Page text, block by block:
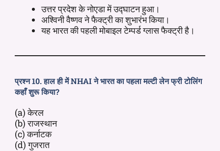
उत्तर प्रदेश के नोएडा में उद्घाटन हुआ।
अश्विनी वैष्णव ने फैक्ट्री का शुभारंभ किया।
यह भारत की पहली मोबाइल टेम्पर्ड ग्लास फैक्ट्री है।
प्रश्न 10. हाल ही में NHAI ने भारत का पहला मल्टी लेन फ्री टोलिंग
कहाँ शुरू किया?
(a) केरल
(b) राजस्थान
(c) कर्नाटक
(d) गुजरात